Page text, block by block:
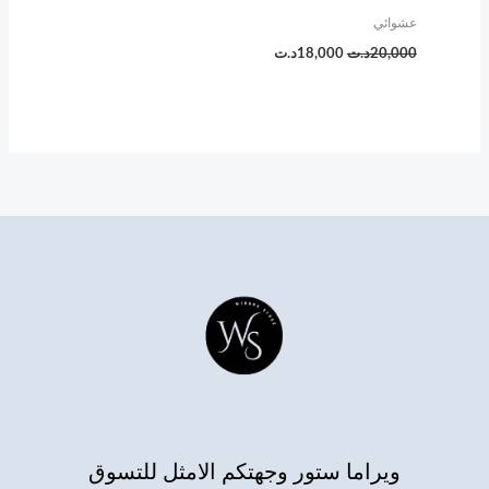
عشوائي
20,000د.ت 18,000د.ت
ويراما ستور وجهتكم الامثل للتسوق